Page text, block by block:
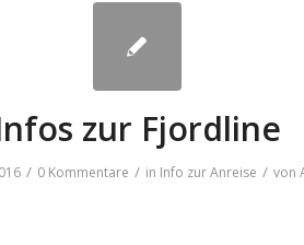
zur Fjordline
/ 0 Kommentare / in Info zur Anreise / von